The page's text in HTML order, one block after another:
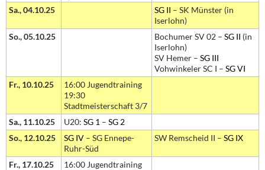
Sa., 04.10.25
SG II – SK Münster (in
Iserlohn)
So., 05.10.25
Bochumer SV 02 – SG II (in
Iserlohn)
SV Hemer – SG III
Vohwinkeler SC I – SG VI
Fr., 10.10.25
16:00 Jugendtraining
19:30
Stadtmeisterschaft 3/7
Sa., 11.10.25
U20: SG 1 – SG 2
So., 12.10.25
SG IV – SG Ennepe-
Ruhr-Süd
SW Remscheid II – SG IX
Fr., 17.10.25
16:00 Jugendtraining